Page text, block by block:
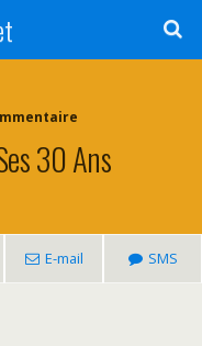
30 Ans
E-mail SMS